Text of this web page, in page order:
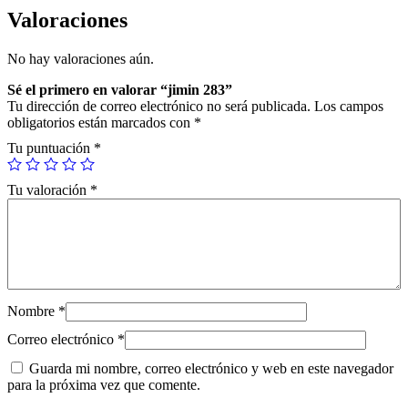
c
a
t
d
a
d
Valoraciones
No hay valoraciones aún.
Sé el primero en valorar “jimin 283”
Tu dirección de correo electrónico no será publicada. Los campos
obligatorios están marcados con *
Tu puntuación *
Tu valoración *
Nombre *
Correo electrónico *
Guarda mi nombre, correo electrónico y web en este navegador
para la próxima vez que comente.